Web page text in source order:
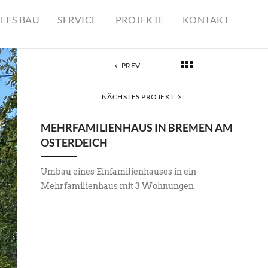
BAU SERVICE PROJEKTE KONTAKT
PREV
NÄCHSTES PROJEKT
MEHRFAMILIENHAUS IN BREMEN AM
OSTERDEICH
Umbau eines Einfamilienhauses in ein
Mehrfamilienhaus mit 3 Wohnungen